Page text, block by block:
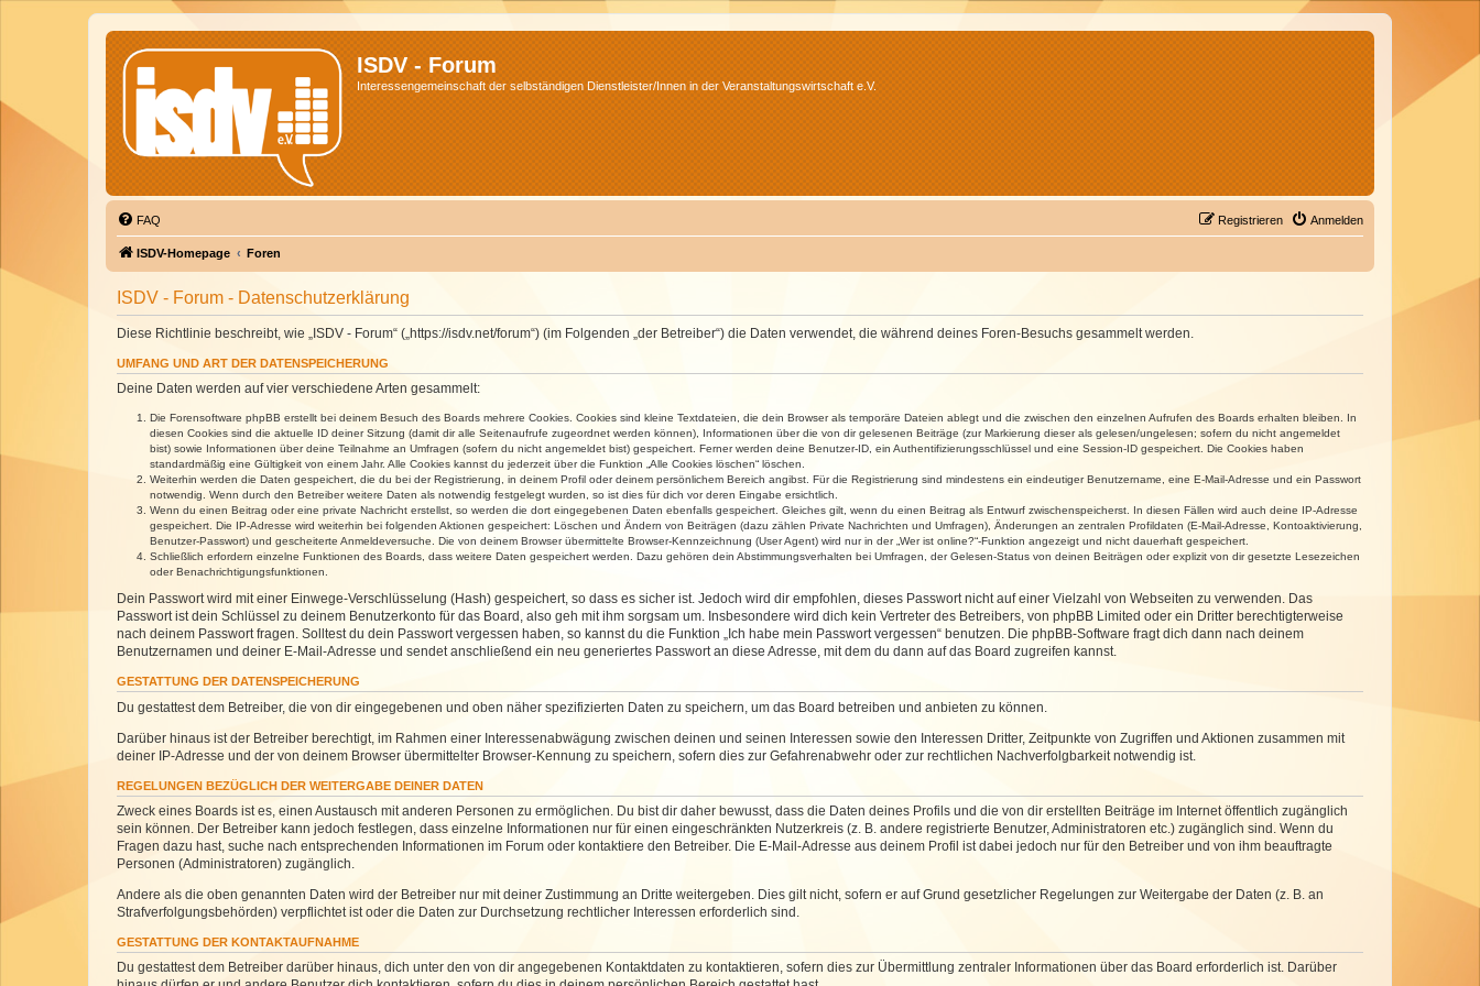
ISDV - Forum
Interessengemeinschaft der selbständigen Dienstleister/Innen in der Veranstaltungswirtschaft e.V.
FAQ Anmelden
Registrieren
ISDV-Homepage Foren
ISDV - Forum - Datenschutzerklärung
Diese Richtlinie beschreibt, wie „ISDV - Forum“ („https://isdv.net/forum“) (im Folgenden „der Betreiber“) die Daten verwendet, die während deines Foren-Besuchs gesammelt werden.
UMFANG UND ART DER DATENSPEICHERUNG
Deine Daten werden auf vier verschiedene Arten gesammelt:
Die Forensoftware phpBB erstellt bei deinem Besuch des Boards mehrere Cookies. Cookies sind kleine Textdateien, die dein Browser als temporäre Dateien ablegt und die zwischen den einzelnen Aufrufen des Boards erhalten bleiben. In
diesen Cookies sind die aktuelle ID deiner Sitzung (damit dir alle Seitenaufrufe zugeordnet werden können), Informationen über die von dir gelesenen Beiträge (zur Markierung dieser als gelesen/ungelesen; sofern du nicht angemeldet
bist) sowie Informationen über deine Teilnahme an Umfragen (sofern du nicht angemeldet bist) gespeichert. Ferner werden deine Benutzer-ID, ein Authentifizierungsschlüssel und eine Session-ID gespeichert. Die Cookies haben
standardmäßig eine Gültigkeit von einem Jahr. Alle Cookies kannst du jederzeit über die Funktion „Alle Cookies löschen“ löschen.
Weiterhin werden die Daten gespeichert, die du bei der Registrierung, in deinem Profil oder deinem persönlichem Bereich angibst. Für die Registrierung sind mindestens ein eindeutiger Benutzername, eine E-Mail-Adresse und ein Passwort
notwendig. Wenn durch den Betreiber weitere Daten als notwendig festgelegt wurden, so ist dies für dich vor deren Eingabe ersichtlich.
Wenn du einen Beitrag oder eine private Nachricht erstellst, so werden die dort eingegebenen Daten ebenfalls gespeichert. Gleiches gilt, wenn du einen Beitrag als Entwurf zwischenspeicherst. In diesen Fällen wird auch deine IP-Adresse
gespeichert. Die IP-Adresse wird weiterhin bei folgenden Aktionen gespeichert: Löschen und Ändern von Beiträgen (dazu zählen Private Nachrichten und Umfragen), Änderungen an zentralen Profildaten (E-Mail-Adresse, Kontoaktivierung,
Benutzer-Passwort) und gescheiterte Anmeldeversuche. Die von deinem Browser übermittelte Browser-Kennzeichnung (User Agent) wird nur in der „Wer ist online?“-Funktion angezeigt und nicht dauerhaft gespeichert.
Schließlich erfordern einzelne Funktionen des Boards, dass weitere Daten gespeichert werden. Dazu gehören dein Abstimmungsverhalten bei Umfragen, der Gelesen-Status von deinen Beiträgen oder explizit von dir gesetzte Lesezeichen
oder Benachrichtigungsfunktionen.
Dein Passwort wird mit einer Einwege-Verschlüsselung (Hash) gespeichert, so dass es sicher ist. Jedoch wird dir empfohlen, dieses Passwort nicht auf einer Vielzahl von Webseiten zu verwenden. Das
Passwort ist dein Schlüssel zu deinem Benutzerkonto für das Board, also geh mit ihm sorgsam um. Insbesondere wird dich kein Vertreter des Betreibers, von phpBB Limited oder ein Dritter berechtigterweise
nach deinem Passwort fragen. Solltest du dein Passwort vergessen haben, so kannst du die Funktion „Ich habe mein Passwort vergessen“ benutzen. Die phpBB-Software fragt dich dann nach deinem
Benutzernamen und deiner E-Mail-Adresse und sendet anschließend ein neu generiertes Passwort an diese Adresse, mit dem du dann auf das Board zugreifen kannst.
GESTATTUNG DER DATENSPEICHERUNG
Du gestattest dem Betreiber, die von dir eingegebenen und oben näher spezifizierten Daten zu speichern, um das Board betreiben und anbieten zu können.
Darüber hinaus ist der Betreiber berechtigt, im Rahmen einer Interessenabwägung zwischen deinen und seinen Interessen sowie den Interessen Dritter, Zeitpunkte von Zugriffen und Aktionen zusammen mit
deiner IP-Adresse und der von deinem Browser übermittelter Browser-Kennung zu speichern, sofern dies zur Gefahrenabwehr oder zur rechtlichen Nachverfolgbarkeit notwendig ist.
REGELUNGEN BEZÜGLICH DER WEITERGABE DEINER DATEN
Zweck eines Boards ist es, einen Austausch mit anderen Personen zu ermöglichen. Du bist dir daher bewusst, dass die Daten deines Profils und die von dir erstellten Beiträge im Internet öffentlich zugänglich
sein können. Der Betreiber kann jedoch festlegen, dass einzelne Informationen nur für einen eingeschränkten Nutzerkreis (z. B. andere registrierte Benutzer, Administratoren etc.) zugänglich sind. Wenn du
Fragen dazu hast, suche nach entsprechenden Informationen im Forum oder kontaktiere den Betreiber. Die E-Mail-Adresse aus deinem Profil ist dabei jedoch nur für den Betreiber und von ihm beauftragte
Personen (Administratoren) zugänglich.
Andere als die oben genannten Daten wird der Betreiber nur mit deiner Zustimmung an Dritte weitergeben. Dies gilt nicht, sofern er auf Grund gesetzlicher Regelungen zur Weitergabe der Daten (z. B. an
Strafverfolgungsbehörden) verpflichtet ist oder die Daten zur Durchsetzung rechtlicher Interessen erforderlich sind.
GESTATTUNG DER KONTAKTAUFNAHME
Du gestattest dem Betreiber darüber hinaus, dich unter den von dir angegebenen Kontaktdaten zu kontaktieren, sofern dies zur Übermittlung zentraler Informationen über das Board erforderlich ist. Darüber